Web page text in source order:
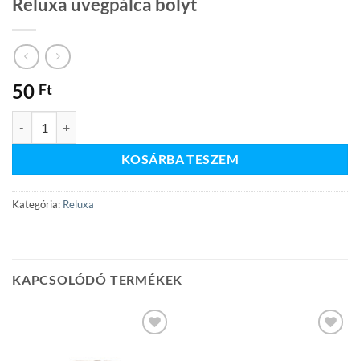
50 Ft
KOSÁRBA TESZEM
Kategória: Reluxa
KAPCSOLÓDÓ TERMÉKEK